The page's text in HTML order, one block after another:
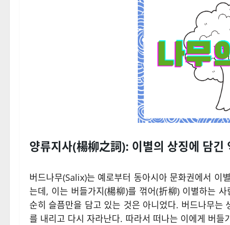
양류지사(楊柳之詞): 이별의 상징에 담긴
버드나무(Salix)는 예로부터 동아시아 문화권에서 이
는데, 이는 버들가지(楊柳)를 꺾어(折柳) 이별하는
순히 슬픔만을 담고 있는 것은 아니었다. 버드나무는
를 내리고 다시 자라난다. 따라서 떠나는 이에게 버들